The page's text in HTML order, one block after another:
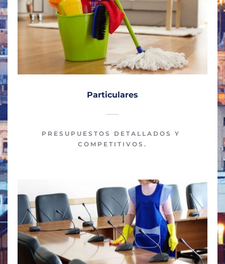
Particulares
PRESUPUESTOS DETALLADOS Y
COMPETITIVOS.